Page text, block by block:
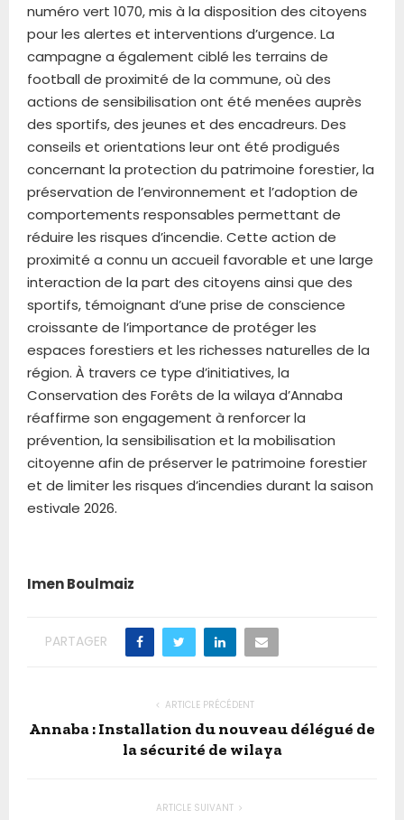
numéro vert 1070, mis à la disposition des citoyens
pour les alertes et interventions d’urgence. La
campagne a également ciblé les terrains de
football de proximité de la commune, où des
actions de sensibilisation ont été menées auprès
des sportifs, des jeunes et des encadreurs. Des
conseils et orientations leur ont été prodigués
concernant la protection du patrimoine forestier, la
préservation de l’environnement et l’adoption de
comportements responsables permettant de
réduire les risques d’incendie. Cette action de
proximité a connu un accueil favorable et une large
interaction de la part des citoyens ainsi que des
sportifs, témoignant d’une prise de conscience
croissante de l’importance de protéger les
espaces forestiers et les richesses naturelles de la
région. À travers ce type d’initiatives, la
Conservation des Forêts de la wilaya d’Annaba
réaffirme son engagement à renforcer la
prévention, la sensibilisation et la mobilisation
citoyenne afin de préserver le patrimoine forestier
et de limiter les risques d’incendies durant la saison
estivale 2026.
Imen Boulmaiz
PARTAGER
ARTICLE PRÉCÉDENT
Annaba : Installation du nouveau délégué de
la sécurité de wilaya
ARTICLE SUIVANT